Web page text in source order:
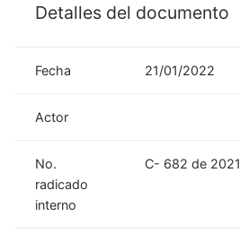
Detalles del documento
Fecha 21/01/2022
Actor
No.
radicado
interno
C- 682 de 2021